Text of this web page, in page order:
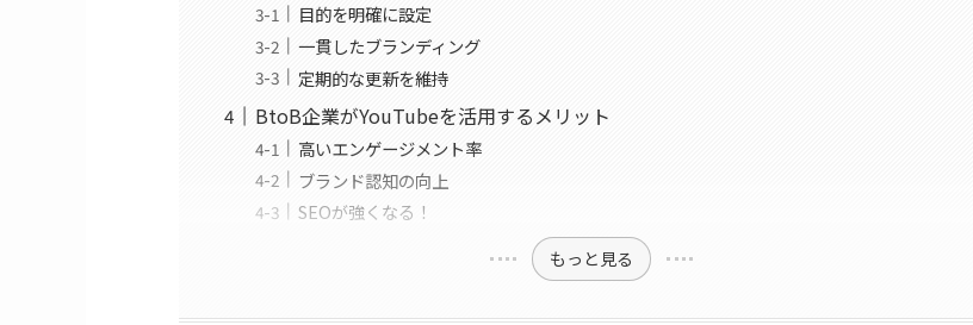
目的を明確に設定
一貫したブランディング
定期的な更新を維持
BtoB企業がYouTubeを活用するメリット
高いエンゲージメント率
ブランド認知の向上
SEOが強くなる！
もっと見る